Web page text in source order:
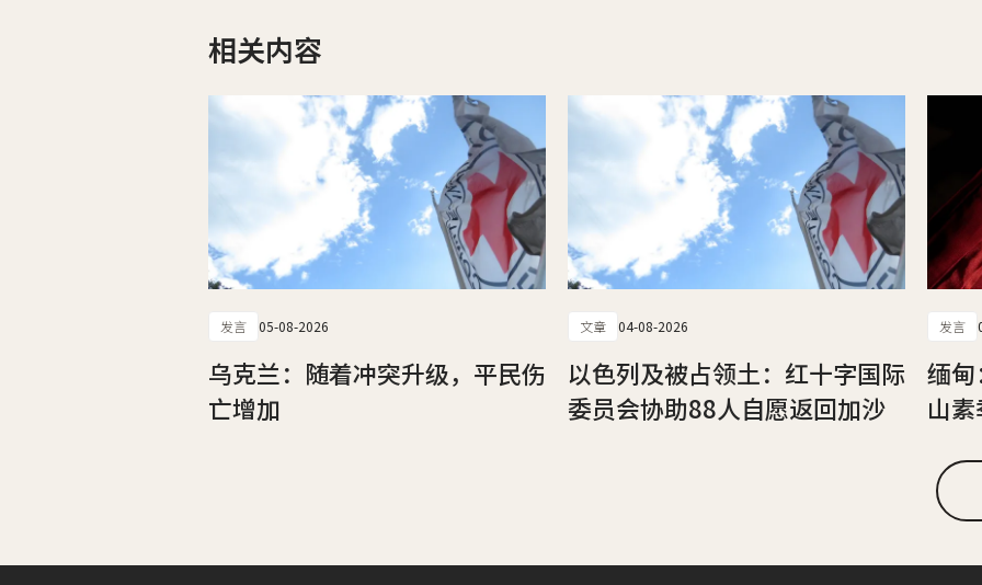
相关内容
发言 05-08-2026
乌克兰：随着冲突升级，平民伤
亡增加
文章 04-08-2026
以色列及被占领土：红十字国际
委员会协助88人自愿返回加沙
发言
缅
山